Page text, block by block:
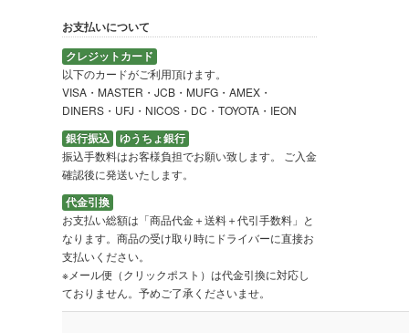
お支払いについて
クレジットカード
以下のカードがご利用頂けます。
VISA・MASTER・JCB・MUFG・AMEX・
DINERS・UFJ・NICOS・DC・TOYOTA・IEON
銀行振込
ゆうちょ銀行
振込手数料はお客様負担でお願い致します。 ご入金
確認後に発送いたします。
代金引換
お支払い総額は「商品代金＋送料＋代引手数料」と
なります。商品の受け取り時にドライバーに直接お
支払いください。
※メール便（クリックポスト）は代金引換に対応し
ておりません。予めご了承くださいませ。